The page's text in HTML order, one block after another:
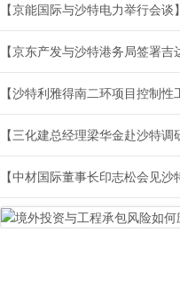
【京能国际与沙特电力举行会谈】